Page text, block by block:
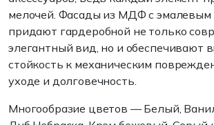
мелочей. Фасады из МДФ с эмалевым
придают гардеробной не только
элегантный вид, но и обеспечивают
стойкость к механическим
уходе и долговечность.
Многообразие цветов — Белый,